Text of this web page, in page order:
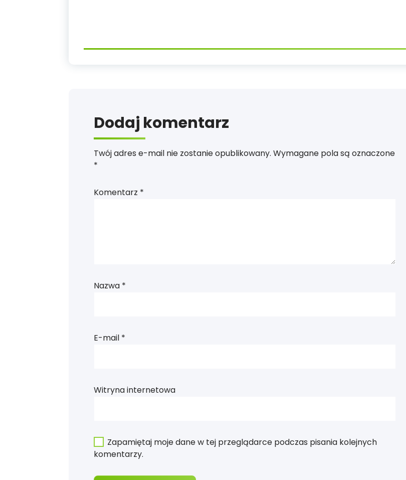
Dodaj komentarz
Twój adres e-mail nie zostanie opublikowany. Wymagane pola są oznaczone
*
Komentarz *
Nazwa *
E-mail *
Witryna internetowa
Zapamiętaj moje dane w tej przeglądarce podczas pisania kolejnych
komentarzy.